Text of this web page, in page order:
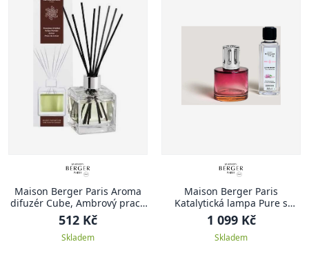
Maison Berger Paris Aroma
difuzér Cube, Ambrový prach
125 ml
512 Kč
Skladem
Maison Berger Paris
Katalytická lampa Pure s
náplní Underneath the
Magnolias, 250 ml, růžová
1 099 Kč
Skladem